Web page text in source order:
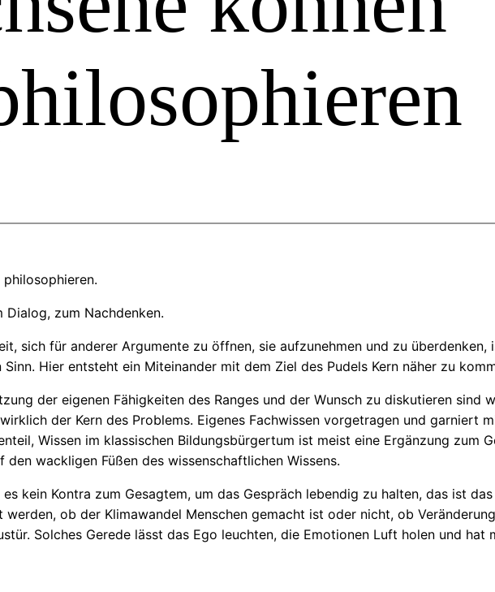
Dialog, zum Nachdenken.
sich für anderer Argumente zu öffnen, sie aufzunehmen und zu
Hier entsteht ein Miteinander mit dem Ziel des Pudels Kern näher zu
der eigenen Fähigkeiten des Ranges und der Wunsch zu diskutieren sind
der Kern des Problems. Eigenes Fachwissen vorgetragen und garniert
Wissen im klassischen Bildungsbürgertum ist meist eine Ergänzung zum
wackligen Füßen des wissenschaftlichen Wissens.
kein Kontra zum Gesagtem, um das Gespräch lebendig zu halten, das ist
ob der Klimawandel Menschen gemacht ist oder nicht, ob
Solches Gerede lässt das Ego leuchten, die Emotionen Luft holen und hat